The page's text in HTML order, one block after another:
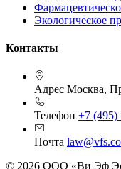
Экологическое
Контакты
Адрес Москва,
Телефон +7 (495)
Почта
© 2026 ООО «Ви Эф Эс